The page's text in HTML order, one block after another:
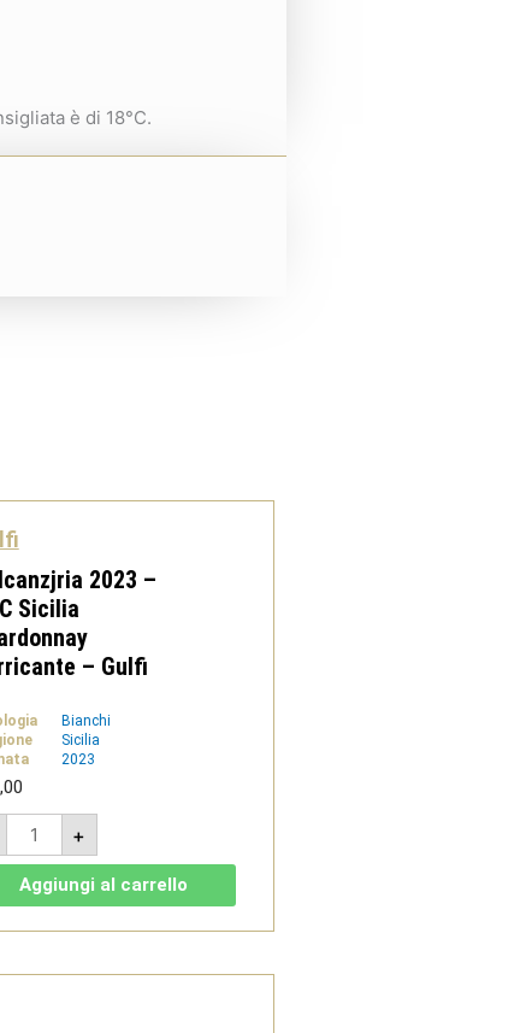
è di 18°C.
2023 –
Sicilia
– Gulfi
Bianchi
Sicilia
2023
Valcanzjria
2023
-
DOC
Sicilia
Chardonnay
Carricante
+
Aggiungi al carrello